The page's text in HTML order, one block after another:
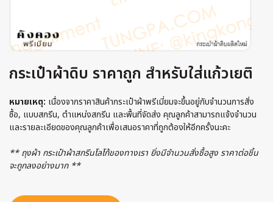
กระเป๋าผ้าดิบ ราคาถูก สำหรับใส่แก้วเยติ
หมายเหตุ: เนื่องจากราคาสินค้ากระเป๋าผ้าพรีเมี่ยมจะขึ้นอยู่กับจำนวนการสั่ง
ซื้อ, แบบสกรีน, ตำแหน่งสกรีน และพื้นที่จัดส่ง คุณลูกค้าสามารถแจ้งจำนวน
และรายละเอียดของคุณลูกค้าเพื่อเสนอราคาที่ถูกต้องให้อีกครั้งนะคะ
** ถุงผ้า กระเป๋าผ้าสกรีนโลโก้ของทางเรา ยิ่งมีจำนวนสั่งซื้อสูง ราคาต่อชิ้น
จะถูกลงอย่างมาก **